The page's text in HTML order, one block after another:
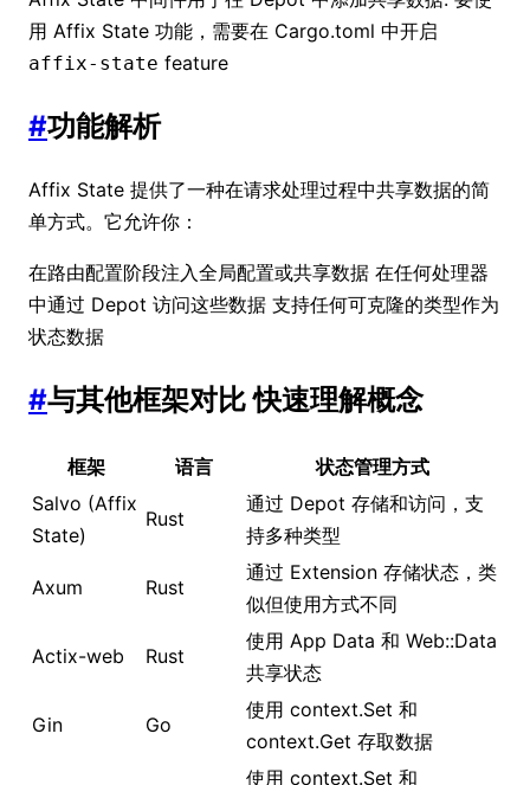
用 Affix State 功能，需要在 Cargo.toml 中开启
affix-state feature
#功能解析
Affix State 提供了一种在请求处理过程中共享数据的简
单方式。它允许你：
在路由配置阶段注入全局配置或共享数据 在任何处理器
中通过 Depot 访问这些数据 支持任何可克隆的类型作为
状态数据
#与其他框架对比 快速理解概念
框架 语言
状态管理方式
Salvo (Affix
State)
Rust
通过 Depot 存储和访问，支
持多种类型
Axum Rust
通过 Extension 存储状态，类
似但使用方式不同
Actix-web Rust
使用 App Data 和 Web::Data
共享状态
Gin Go
使用 context.Set 和
context.Get 存取数据
使用 context.Set 和